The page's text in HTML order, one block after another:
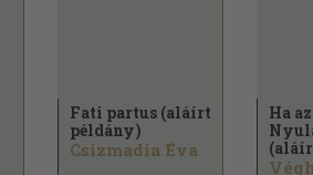
Fati partus (aláírt
példány)
Csizmadia Éva
Ha